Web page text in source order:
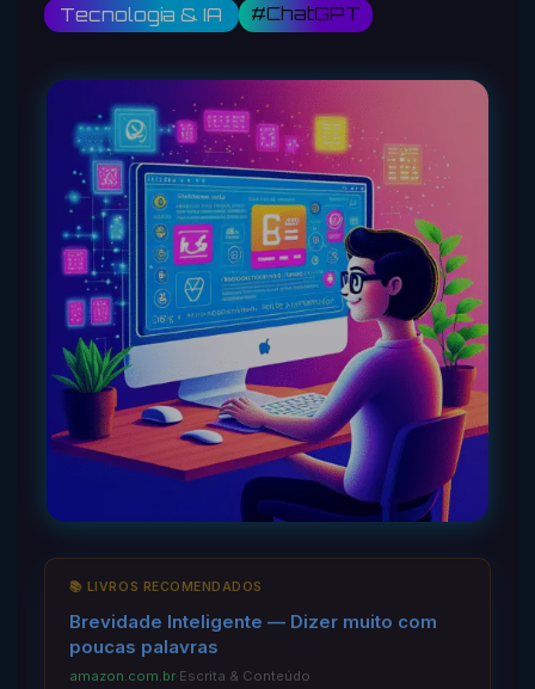
Tecnologia & IA
#ChatGPT
📚 LIVROS RECOMENDADOS
Brevidade Inteligente — Dizer muito com
poucas palavras
amazon.com.br·Escrita & Conteúdo